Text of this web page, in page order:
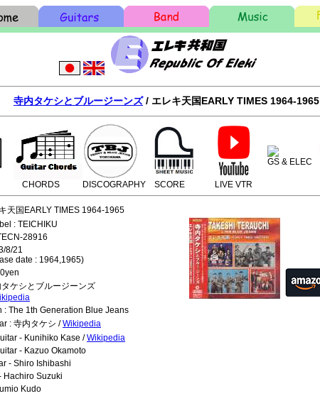
寺内タケシとブルージーンズ/ エレキ天国EARLY TIMES 1964-1965
CHORDS DISCOGRAPHY SCORE LIVE VTR
GS & ELEC
天国EARLY TIMES 1964-1965
: TEICHIKU
28916
8/21
date : 1964,1965)
ケシとブルージーンズ
: The 1th Generation Blue Jeans
: 寺内タケシ /Wikipedia
- Kunihiko Kase /Wikipedia
- Kazuo Okamoto
- Shiro Ishibashi
Hachiro Suzuki
Kudo